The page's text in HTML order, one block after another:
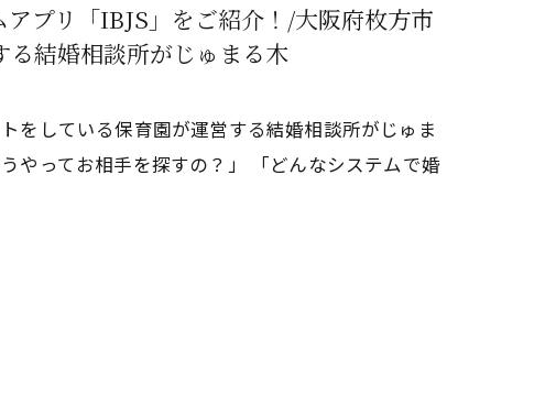
プリ「IBJS」をご紹介！/大阪府枚方市
結婚相談所がじゅまる木
をしている保育園が運営する結婚相談所がじゅま
やってお相手を探すの？」 「どんなシステムで婚